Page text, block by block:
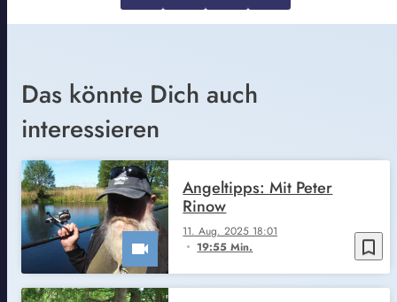
Das könnte Dich auch
interessieren
bookmark_border
11. Aug. 2025 18:01
19:55 Min.
Angeltipps: Mit Peter
Rinow